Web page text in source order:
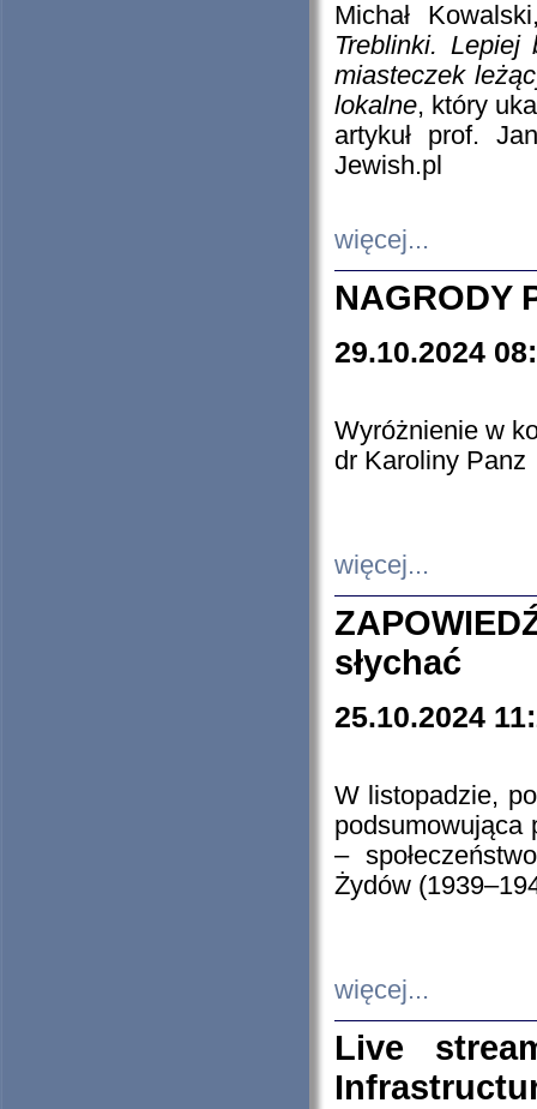
Michał
Treblinki. Lepiej
miasteczek
lokalne, który
artykuł prof.
Jewish.pl
więcej...
NAGRODY
29.10.2024
Wyróżnienie w
dr Karoliny Panz
więcej...
słychać
25.10.2024
W listopadzie,
podsumowująca
–
Żydów
więcej...
Live